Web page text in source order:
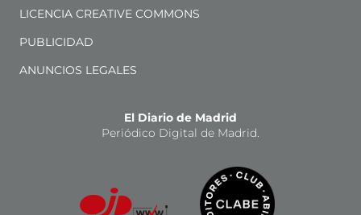
LICENCIA CREATIVE COMMONS
PUBLICIDAD
ANUNCIOS LEGALES
El Diario de Madrid
Periódico Digital de Madrid.